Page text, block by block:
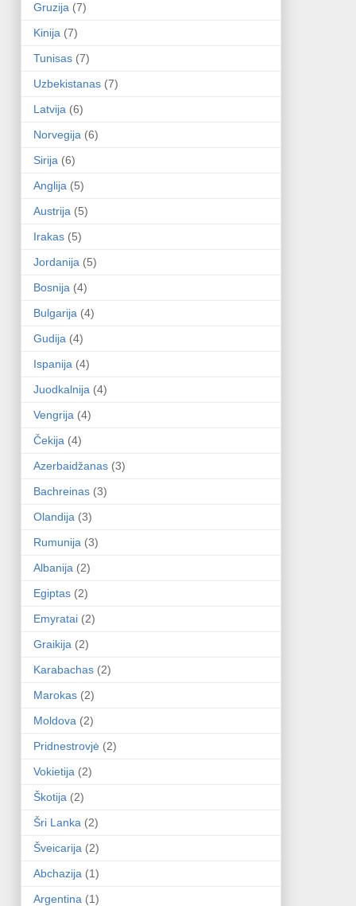
Gruzija (7)
Kinija (7)
Tunisas (7)
Uzbekistanas (7)
Latvija (6)
Norvegija (6)
Sirija (6)
Anglija (5)
Austrija (5)
Irakas (5)
Jordanija (5)
Bosnija (4)
Bulgarija (4)
Gudija (4)
Ispanija (4)
Juodkalnija (4)
Vengrija (4)
Čekija (4)
Azerbaidžanas (3)
Bachreinas (3)
Olandija (3)
Rumunija (3)
Albanija (2)
Egiptas (2)
Emyratai (2)
Graikija (2)
Karabachas (2)
Marokas (2)
Moldova (2)
Pridnestrovjė (2)
Vokietija (2)
Škotija (2)
Šri Lanka (2)
Šveicarija (2)
Abchazija (1)
Argentina (1)